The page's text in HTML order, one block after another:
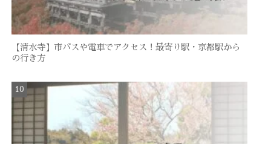
【清水寺】市バスや電車でアクセス！最寄り駅・京都駅から
の行き方